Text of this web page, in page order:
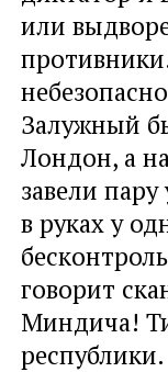
или
Залужный
Лондон, а
завели
в руках у
говорит
Миндича!
республики.